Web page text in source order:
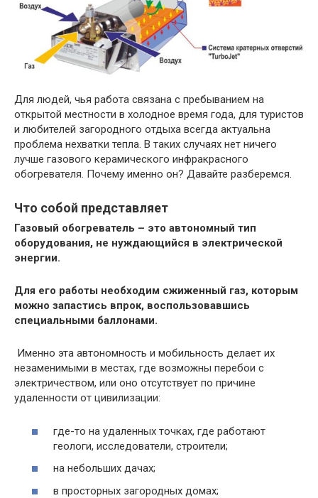
Для людей, чья работа связана с пребыванием на
открытой местности в холодное время года, для туристов
и любителей загородного отдыха всегда актуальна
проблема нехватки тепла. В таких случаях нет ничего
лучше газового керамического инфракрасного
обогревателя. Почему именно он? Давайте разберемся.
Что собой представляет
Газовый обогреватель – это автономный тип
оборудования, не нуждающийся в электрической
энергии.
Для его работы необходим сжиженный газ, которым
можно запастись впрок, воспользовавшись
специальными баллонами.
Именно эта автономность и мобильность делает их
незаменимыми в местах, где возможны перебои с
электричеством, или оно отсутствует по причине
удаленности от цивилизации:
где-то на удаленных точках, где работают
геологи, исследователи, строители;
на небольших дачах;
в просторных загородных домах;